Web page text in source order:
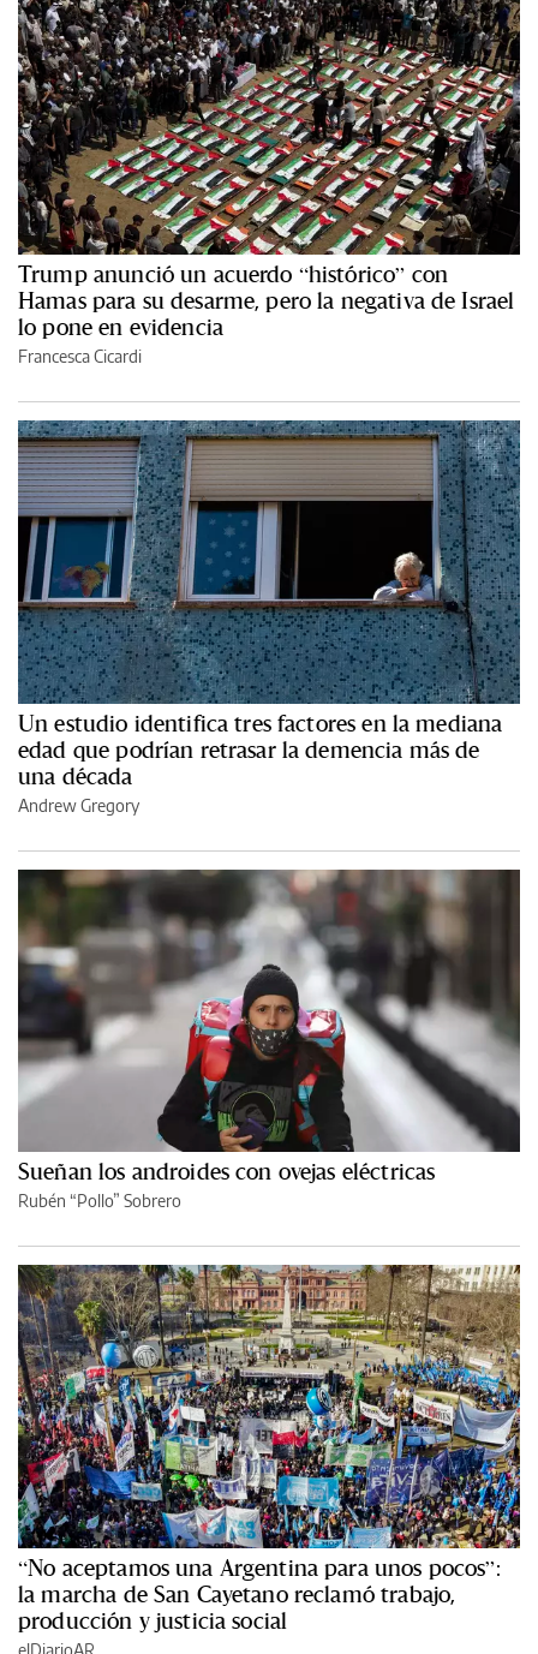
Trump anunció un acuerdo “histórico” con
Hamas para su desarme, pero la negativa de Israel
lo pone en evidencia
Francesca Cicardi
Un estudio identifica tres factores en la mediana
edad que podrían retrasar la demencia más de
una década
Andrew Gregory
Sueñan los androides con ovejas eléctricas
Rubén “Pollo” Sobrero
“No aceptamos una Argentina para unos pocos”:
la marcha de San Cayetano reclamó trabajo,
producción y justicia social
elDiarioAR